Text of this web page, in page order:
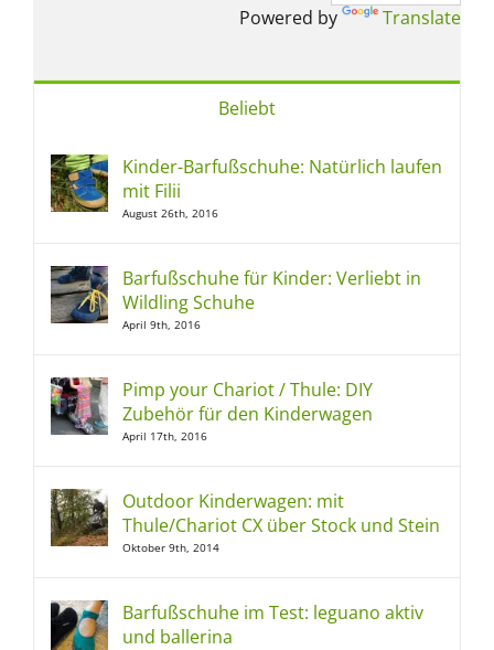
Powered by Translate
Beliebt
Kinder-Barfußschuhe: Natürlich laufen
mit Filii
August 26th, 2016
Barfußschuhe für Kinder: Verliebt in
Wildling Schuhe
April 9th, 2016
Pimp your Chariot / Thule: DIY
Zubehör für den Kinderwagen
April 17th, 2016
Outdoor Kinderwagen: mit
Thule/Chariot CX über Stock und Stein
Oktober 9th, 2014
Barfußschuhe im Test: leguano aktiv
und ballerina